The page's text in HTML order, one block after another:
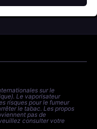
sur le
Le vaporisateur
risques pour le fumeur
le tabac. Les propos
pas de
consulter votre